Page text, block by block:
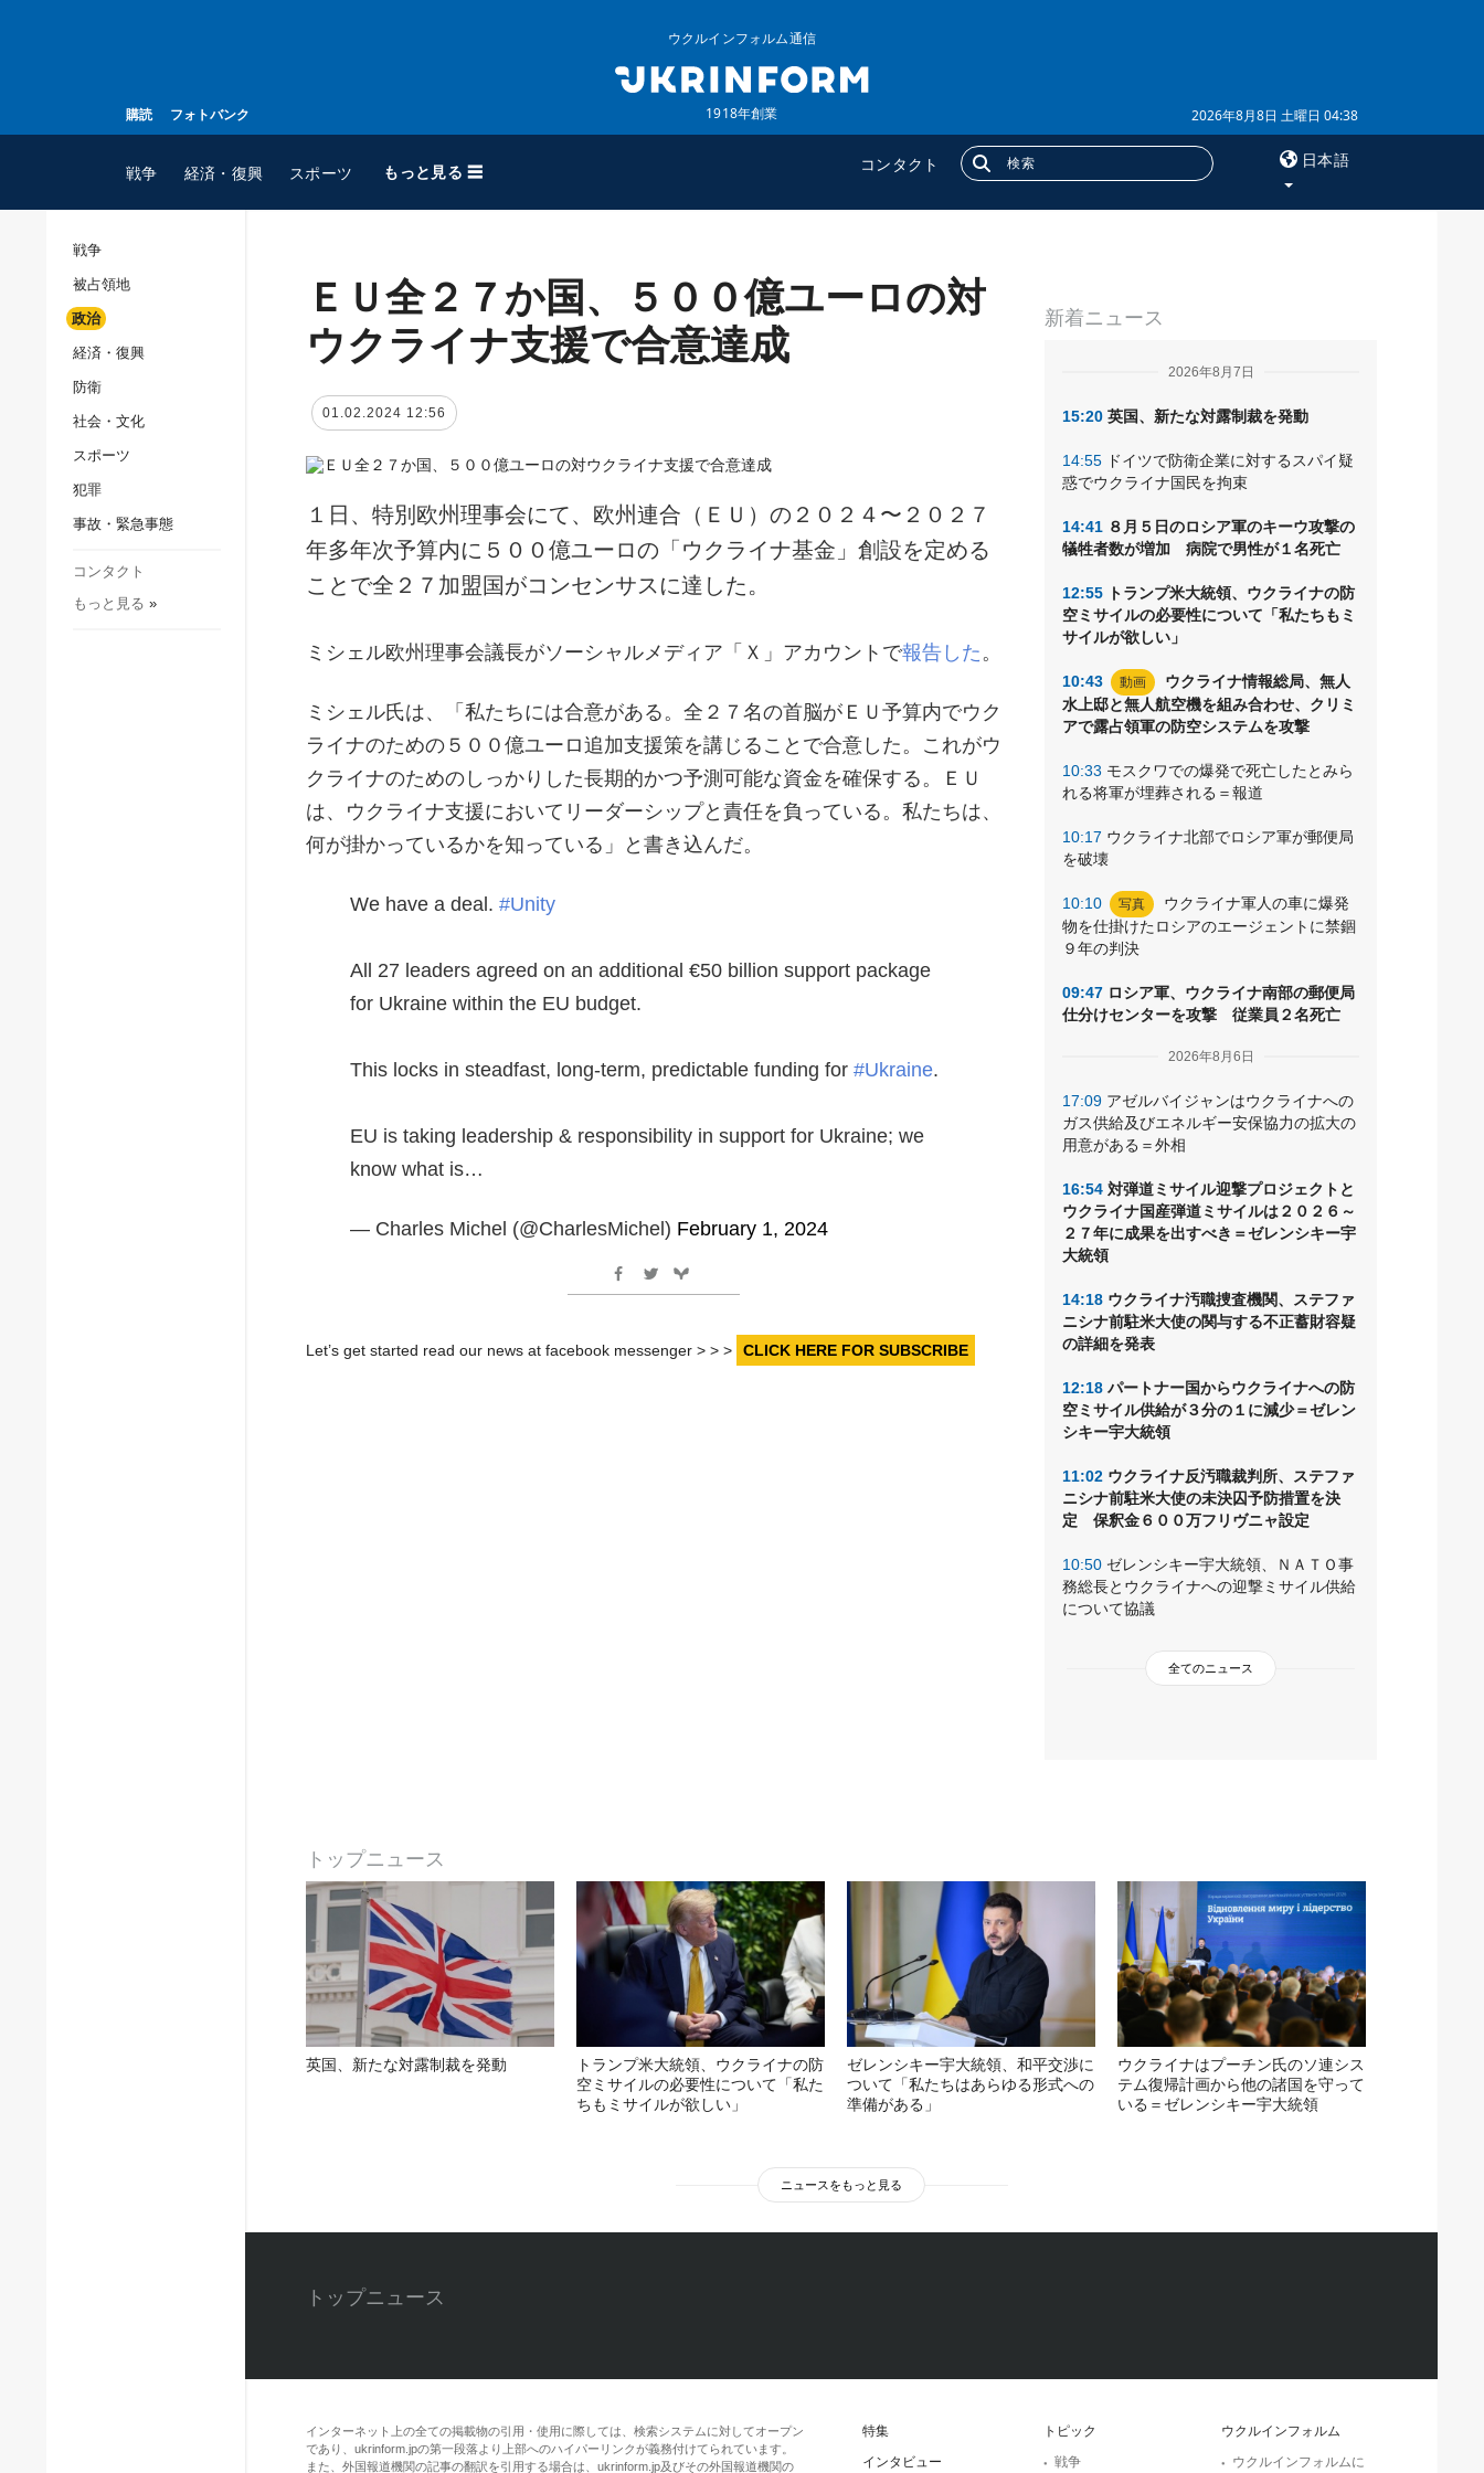
購読 フォトバンク
ウクルインフォルム通信
1918年創業 2026年8月8日 土曜日 04:38
戦争 経済・復興 スポーツ もっと見る ☰ コンタクト 日本語
スポーツ
ウクルインフォルム
ウクルインフォルムについ
て
追加
購読
戦争
被占領地
政治
経済・復興
防衛
社会・文化
スポーツ
犯罪
事故・緊急事態
コンタクト
もっと見る »
新着ニュース
2026年8月7日
15:20 英国、新たな対露制裁を発動
14:55 ドイツで防衛企業に対するスパイ疑
惑でウクライナ国民を拘束
14:41 ８月５日のロシア軍のキーウ攻撃の
犠牲者数が増加 病院で男性が１名死亡
12:55 トランプ米大統領、ウクライナの防
空ミサイルの必要性について「私たちもミ
サイルが欲しい」
10:43 動画
ウクライナ情報総局、無人
水上邸と無人航空機を組み合わせ、クリミ
アで露占領軍の防空システムを攻撃
10:33 モスクワでの爆発で死亡したとみら
れる将軍が埋葬される＝報道
10:17 ウクライナ北部でロシア軍が郵便局
を破壊
10:10 写真
ウクライナ軍人の車に爆発
物を仕掛けたロシアのエージェントに禁錮
９年の判決
09:47 ロシア軍、ウクライナ南部の郵便局
仕分けセンターを攻撃 従業員２名死亡
2026年8月6日
17:09 アゼルバイジャンはウクライナへの
ガス供給及びエネルギー安保協力の拡大の
用意がある＝外相
16:54 対弾道ミサイル迎撃プロジェクトと
ウクライナ国産弾道ミサイルは２０２６～
２７年に成果を出すべき＝ゼレンシキー宇
大統領
14:18 ウクライナ汚職捜査機関、ステファ
ニシナ前駐米大使の関与する不正蓄財容疑
の詳細を発表
12:18 パートナー国からウクライナへの防
空ミサイル供給が３分の１に減少＝ゼレン
シキー宇大統領
11:02 ウクライナ反汚職裁判所、ステファ
ニシナ前駐米大使の未決囚予防措置を決
定 保釈金６００万フリヴニャ設定
10:50 ゼレンシキー宇大統領、ＮＡＴＯ事
務総長とウクライナへの迎撃ミサイル供給
について協議
全てのニュース
ＥＵ全２７か国、５００億ユーロの対
ウクライナ支援で合意達成
01.02.2024 12:56
１日、特別欧州理事会にて、欧州連合（ＥＵ）の２０２４〜２０２７
年多年次予算内に５００億ユーロの「ウクライナ基金」創設を定める
ことで全２７加盟国がコンセンサスに達した。
ミシェル欧州理事会議長がソーシャルメディア「Ｘ」アカウントで報告した 。
ミシェル氏は、「私たちには合意がある。全２７名の首脳がＥＵ予算内でウク
ライナのための５００億ユーロ追加支援策を講じることで合意した。これがウ
クライナのためのしっかりした長期的かつ予測可能な資金を確保する。ＥＵ
は、ウクライナ支援においてリーダーシップと責任を負っている。私たちは、
何が掛かっているかを知っている」と書き込んだ。
We have a deal. #Unity
All 27 leaders agreed on an additional €50 billion support package
for Ukraine within the EU budget.
This locks in steadfast, long-term, predictable funding for #Ukraine.
EU is taking leadership & responsibility in support for Ukraine; we
know what is…
— Charles Michel (@CharlesMichel) February 1, 2024
Let’s get started read our news at facebook messenger > > > CLICK HERE FOR SUBSCRIBE
トップニュース
英国、新たな対露制裁を発動
トランプ米大統領、ウクライナの防
空ミサイルの必要性について「私た
ちもミサイルが欲しい」
ゼレンシキー宇大統領、和平交渉に
ついて「私たちはあらゆる形式への
準備がある」
ウクライナはプーチン氏のソ連シス
テム復帰計画から他の諸国を守って
いる＝ゼレンシキー宇大統領
ニュースをもっと見る
トップニュース
トピック
戦争
ウクルインフォルム
ウクルインフォルムに
特集
インタビュー
インターネット上の全ての掲載物の引用・使用に際しては、検索システムに対してオープン
であり、ukrinform.jpの第一段落より上部へのハイパーリンクが義務付けてられています。
また、外国報道機関の記事の翻訳を引用する場合は、ukrinform.jp及びその外国報道機関の